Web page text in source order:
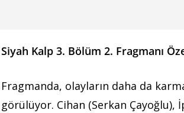
Siyah Kalp 3. Bölüm 2. Fragmanı
Fragmanda, olayların daha da
görülüyor. Cihan (Serkan Çayoğlu),